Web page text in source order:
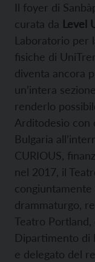
Il foyer di
curata da Level
Laboratorio per
fisiche di
diventa ancora
un’intera
renderlo
Arditodesìo con
Bulgaria
CURIOUS,
nel 2017, il
congiuntamente
drammaturgo,
Teatro
Dipartimento di
e delegato del